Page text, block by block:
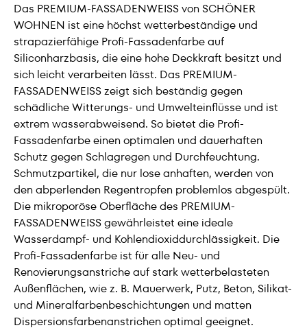
Das PREMIUM-FASSADENWEISS von SCHÖNER
WOHNEN ist eine höchst wetterbeständige und
strapazierfähige Profi-Fassadenfarbe auf
Siliconharzbasis, die eine hohe Deckkraft besitzt und
sich leicht verarbeiten lässt. Das PREMIUM-
FASSADENWEISS zeigt sich beständig gegen
schädliche Witterungs- und Umwelteinflüsse und ist
extrem wasserabweisend. So bietet die Profi-
Fassadenfarbe einen optimalen und dauerhaften
Schutz gegen Schlagregen und Durchfeuchtung.
Schmutzpartikel, die nur lose anhaften, werden von
den abperlenden Regentropfen problemlos abgespült.
Die mikroporöse Oberfläche des PREMIUM-
FASSADENWEISS gewährleistet eine ideale
Wasserdampf- und Kohlendioxiddurchlässigkeit. Die
Profi-Fassadenfarbe ist für alle Neu- und
Renovierungsanstriche auf stark wetterbelasteten
Außenflächen, wie z. B. Mauerwerk, Putz, Beton, Silikat-
und Mineralfarbenbeschichtungen und matten
Dispersionsfarbenanstrichen optimal geeignet.